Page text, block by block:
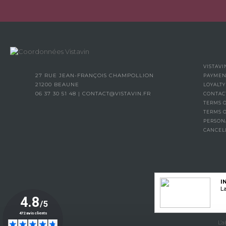
27 RUE JEAN-FRANÇOIS CHAMPOLLION
21200 BEAUNE
06 37 30 51 48 | CONTACT@VISTAVIN.FR
TERMS
TERMS